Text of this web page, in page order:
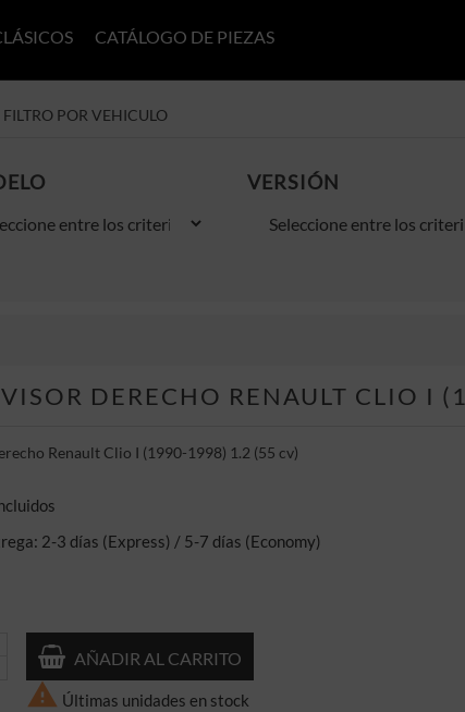
CATÁLOGO DE PIEZAS
FILTRO POR VEHICULO
VERSIÓN
DERECHO RENAULT CLIO I
Renault Clio I (1990-1998) 1.2 (55 cv)
2-3 días (Express) / 5-7 días (Economy)
AÑADIR AL CARRITO
 Últimas unidades en stock